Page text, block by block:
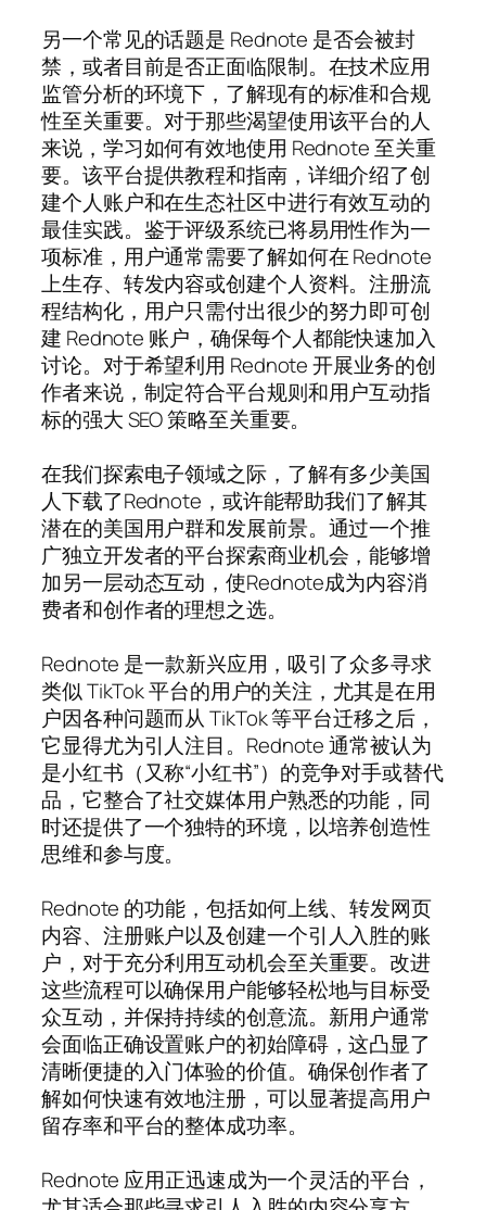
另一个常见的话题是 Rednote 是否会被封
禁，或者目前是否正面临限制。在技术应用
监管分析的环境下，了解现有的标准和合规
性至关重要。对于那些渴望使用该平台的人
来说，学习如何有效地使用 Rednote 至关重
要。该平台提供教程和指南，详细介绍了创
建个人账户和在生态社区中进行有效互动的
最佳实践。鉴于评级系统已将易用性作为一
项标准，用户通常需要了解如何在 Rednote
上生存、转发内容或创建个人资料。注册流
程结构化，用户只需付出很少的努力即可创
建 Rednote 账户，确保每个人都能快速加入
讨论。对于希望利用 Rednote 开展业务的创
作者来说，制定符合平台规则和用户互动指
标的强大 SEO 策略至关重要。
在我们探索电子领域之际，了解有多少美国
人下载了Rednote，或许能帮助我们了解其
潜在的美国用户群和发展前景。通过一个推
广独立开发者的平台探索商业机会，能够增
加另一层动态互动，使Rednote成为内容消
费者和创作者的理想之选。
Rednote 是一款新兴应用，吸引了众多寻求
类似 TikTok 平台的用户的关注，尤其是在用
户因各种问题而从 TikTok 等平台迁移之后，
它显得尤为引人注目。Rednote 通常被认为
是小红书（又称“小红书”）的竞争对手或替代
品，它整合了社交媒体用户熟悉的功能，同
时还提供了一个独特的环境，以培养创造性
思维和参与度。
Rednote 的功能，包括如何上线、转发网页
内容、注册账户以及创建一个引人入胜的账
户，对于充分利用互动机会至关重要。改进
这些流程可以确保用户能够轻松地与目标受
众互动，并保持持续的创意流。新用户通常
会面临正确设置账户的初始障碍，这凸显了
清晰便捷的入门体验的价值。确保创作者了
解如何快速有效地注册，可以显著提高用户
留存率和平台的整体成功率。
Rednote 应用正迅速成为一个灵活的平台，